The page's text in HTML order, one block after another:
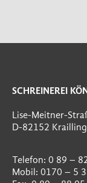
SCHREINEREI
Lise-Meitner-
D-82152 Krailling
Telefon: 0 89 –
Mobil: 0170 – 5